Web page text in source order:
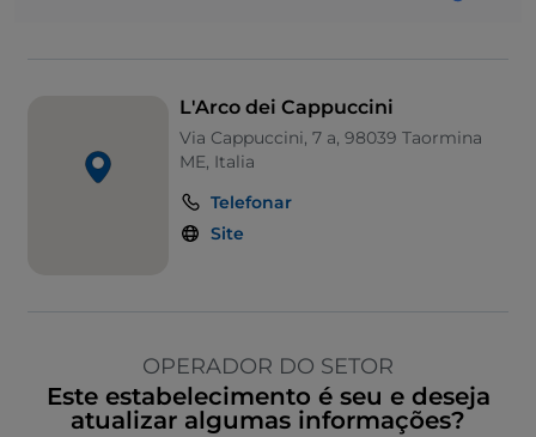
L'Arco dei Cappuccini
Via Cappuccini, 7 a, 98039 Taormina
ME, Italia
Telefonar
Site
OPERADOR DO SETOR
Este estabelecimento é seu e deseja
atualizar algumas informações?